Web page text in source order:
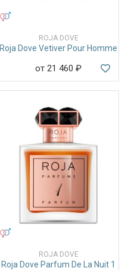
ROJA DOVE
Roja Dove Vetiver Pour Homme
от 21 460 ₽
ROJA DOVE
Roja Dove Parfum De La Nuit 1